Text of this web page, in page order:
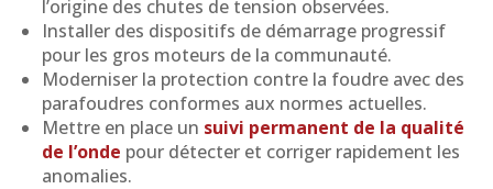
l’origine des chutes de tension observées.
Installer des dispositifs de démarrage progressif
pour les gros moteurs de la communauté.
Moderniser la protection contre la foudre avec des
parafoudres conformes aux normes actuelles.
Mettre en place un suivi permanent de la qualité
de l’onde pour détecter et corriger rapidement les
anomalies.